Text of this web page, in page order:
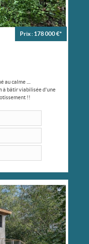
Prix : 178 000 €*
calme ....
à bâtir viabilisée d'une
!!